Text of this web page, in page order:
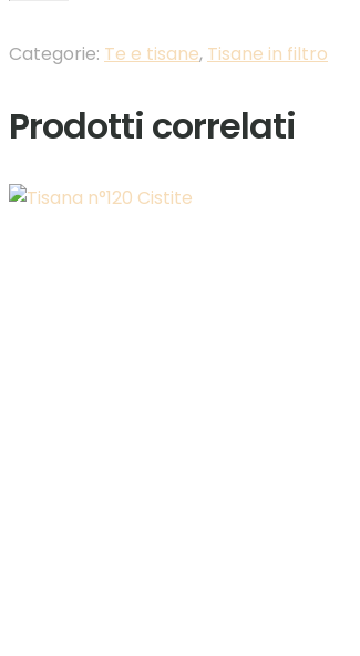
Categorie: Te e tisane, Tisane in filtro
Prodotti correlati